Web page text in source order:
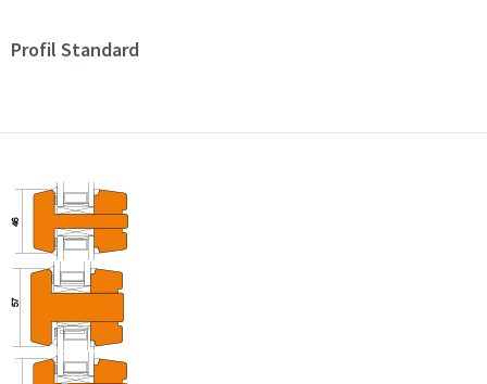
Profil Standard